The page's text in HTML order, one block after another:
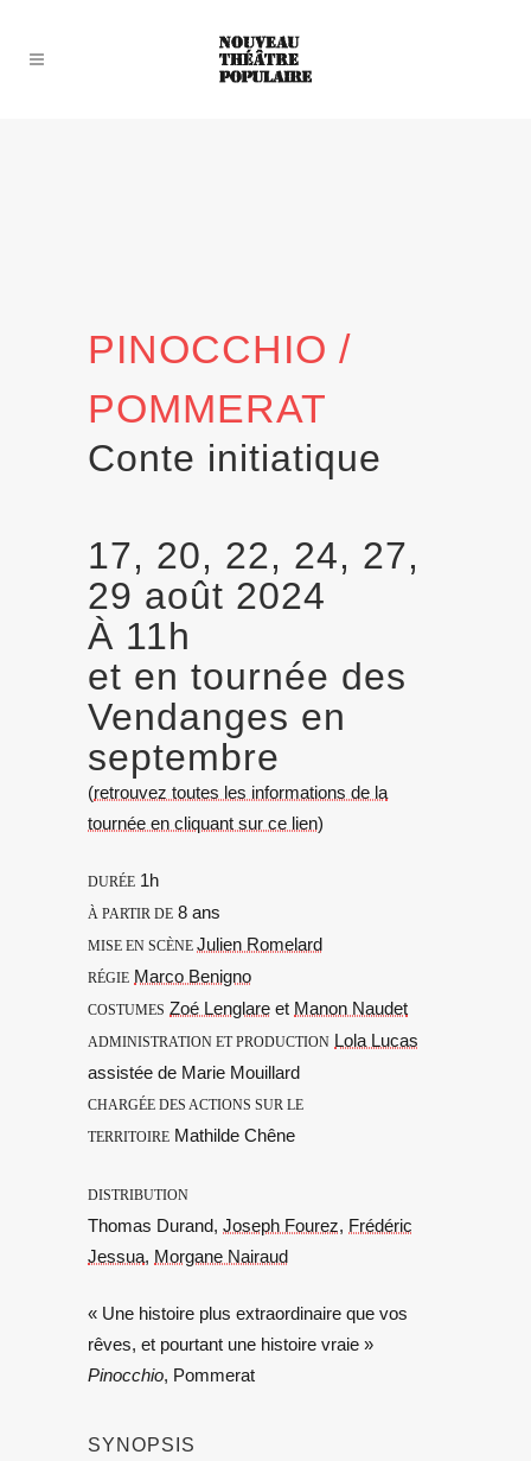
PINOCCHIO /
POMMERAT
Conte initiatique
17, 20, 22, 24, 27,
29 août 2024
À 11h
et en tournée des
Vendanges en
septembre
(retrouvez toutes les informations de la
tournée en cliquant sur ce lien)
DURÉE 1h
À PARTIR DE 8 ans
MISE EN SCÈNE Julien Romelard
RÉGIE Marco Benigno
COSTUMES Zoé Lenglare et Manon Naudet
ADMINISTRATION ET PRODUCTION Lola Lucas
assistée de Marie Mouillard
CHARGÉE DES ACTIONS SUR LE
TERRITOIRE Mathilde Chêne
DISTRIBUTION
Thomas Durand, Joseph Fourez, Frédéric
Jessua, Morgane Nairaud
« Une histoire plus extraordinaire que vos
rêves, et pourtant une histoire vraie »
Pinocchio, Pommerat
SYNOPSIS